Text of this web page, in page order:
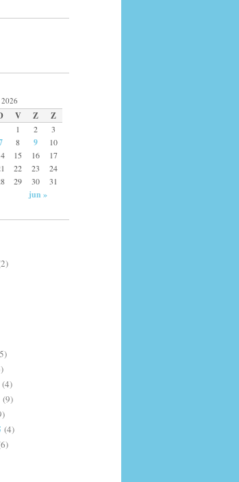
V Z Z
1 2 3
8 9
10
15 16
17
22 23
24
29 30 31
jun »
(4)
(9)
(4)